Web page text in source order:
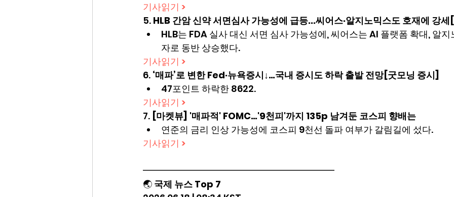
기사읽기 >
5. HLB 간암 신약 서면심사 가능성에 급등...씨어스·알지노믹스도 호재에 강
HLB는 FDA 실사 대신 서면 심사 가능성에, 씨어스는 AI 플랫폼 확대, 알
자로 동반 상승했다.
기사읽기 >
6. ‘매파’로 변한 Fed·뉴욕증시↓…국내 증시도 하락 출발 전망[굿모닝 증시]
47포인트 하락한 8622.
기사읽기 >
7. [마켓뷰] '매파적' FOMC…'9천피'까지 135p 남겨둔 코스피 향배는
연준의 금리 인상 가능성에 코스피 9천선 돌파 여부가 갈림길에 섰다.
기사읽기 >
━━━━━━━━━━━━━━━━━━━━━
🌏 국제 뉴스 Top 7